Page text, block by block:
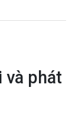
và phát